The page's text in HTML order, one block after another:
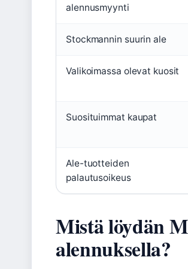
alennusmyynti
Stockmannin suurin ale
Valikoimassa olevat kuosit
Suosituimmat kaupat
Ale-tuotteiden
palautusoikeus
Mistä löydän
alennuksella?